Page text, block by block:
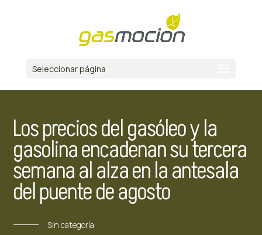
Seleccionar página
Los precios del gasóleo y la
gasolina encadenan su tercera
semana al alza en la antesala
del puente de agosto
Sin categoría